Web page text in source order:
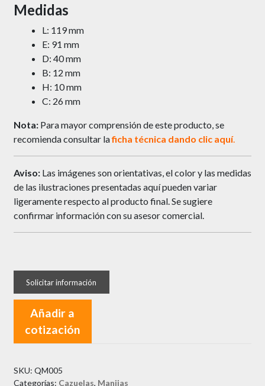
Medidas
L: 119 mm
E: 91 mm
D: 40 mm
B: 12 mm
H: 10 mm
C: 26 mm
Nota:Para mayor comprensión de este producto, se
recomienda consultar laficha técnica dando clic aquí.
Aviso: Las imágenes son orientativas, el color y las medidas
de las ilustraciones presentadas aquí pueden variar
ligeramente respecto al producto final. Se sugiere
confirmar información con su asesor comercial.
Añadir a
cotización
SKU: QM005
Categorías: Cazuelas, Manijas